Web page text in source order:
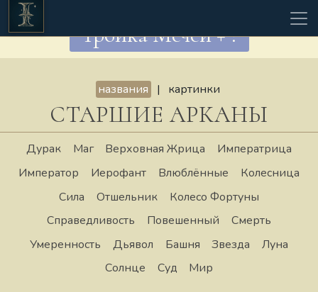
Тройка Мечей + ?
названия | картинки
СТАРШИЕ АРКАНЫ
Дурак Маг Верховная Жрица
Императрица
Император
Иерофант Влюблённые
Колесница
Сила
Отшельник
Колесо Фортуны
Справедливость
Повешенный
Смерть
Умеренность
Дьявол Башня Звезда
Луна
Солнце
Суд Мир